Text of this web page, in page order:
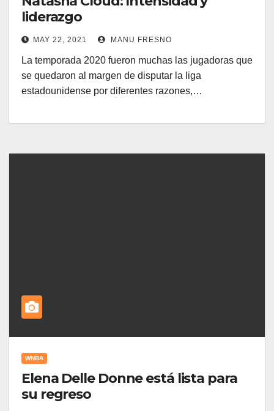
liderazgo
MAY 22, 2021 MANU FRESNO
La temporada 2020 fueron muchas las jugadoras que
se quedaron al margen de disputar la liga
estadounidense por diferentes razones,…
WNBA
Elena Delle Donne está lista para
su regreso